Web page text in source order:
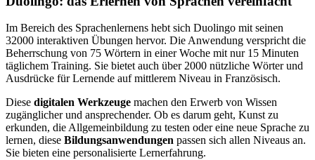
Im Bereich des Sprachenlernens hebt sich Duolingo mit seinen
32000 interaktiven Übungen hervor. Die Anwendung verspricht die
Beherrschung von 75 Wörtern in einer Woche mit nur 15 Minuten
täglichem Training. Sie bietet auch über 2000 nützliche Wörter und
Ausdrücke für Lernende auf mittlerem Niveau in Französisch.
Diese digitalen Werkzeuge machen den Erwerb von Wissen
zugänglicher und ansprechender. Ob es darum geht, Kunst zu
erkunden, die Allgemeinbildung zu testen oder eine neue Sprache zu
lernen, diese Bildungsanwendungen passen sich allen Niveaus an.
Sie bieten eine personalisierte Lernerfahrung.